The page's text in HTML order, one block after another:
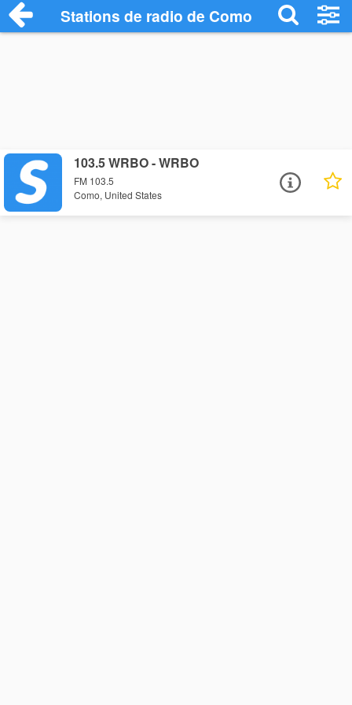
Stations de radio de Como
103.5 WRBO - WRBO
FM 103.5
Como, United States